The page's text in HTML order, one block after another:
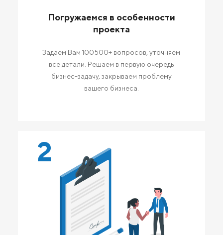
Погружаемся в особенности
проекта
Задаем Вам 100500+ вопросов, уточняем
все детали. Решаем в первую очередь
бизнес-задачу, закрываем проблему
вашего бизнеса.
2